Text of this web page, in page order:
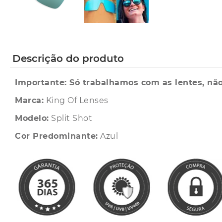
Descrição do produto
Importante: Só trabalhamos com as lentes,
Marca: King Of Lenses
Modelo: Split Shot
Cor Predominante: Azul